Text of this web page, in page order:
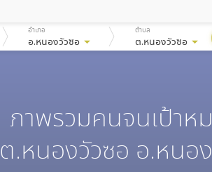
อำเภอ
อ.หนองวัวซอ arrow_drop_down
ตำบล
ต.หนองวัวซอarrow_drop_down
ภาพรวมคนจนเป้าห
ต.หนองวัวซอ อ.หนอ